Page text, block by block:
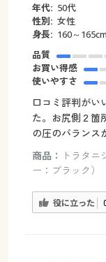
年代: 50代
性別: 女性
身長: 160～165cm
品質
お買い得感
使いやすさ
口コミ評判がい
た。お尻側２箇
の圧のバランス
商品：
トラタ
ー：ブラック）
役に立った